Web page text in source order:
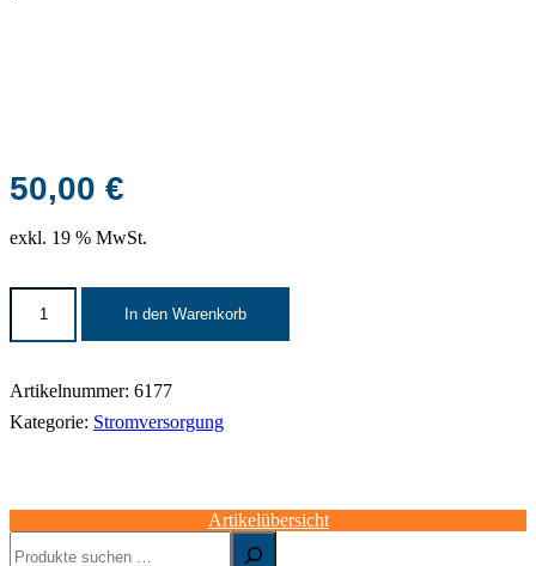
50,00 €
exkl. 19 % MwSt.
CEE-
Verteiler
|
A
>
2x
Schuko
|
FI/RCD
In den Warenkorb
Artikelnummer: 6177
Kategorie: Stromversorgung
Artikelübersicht